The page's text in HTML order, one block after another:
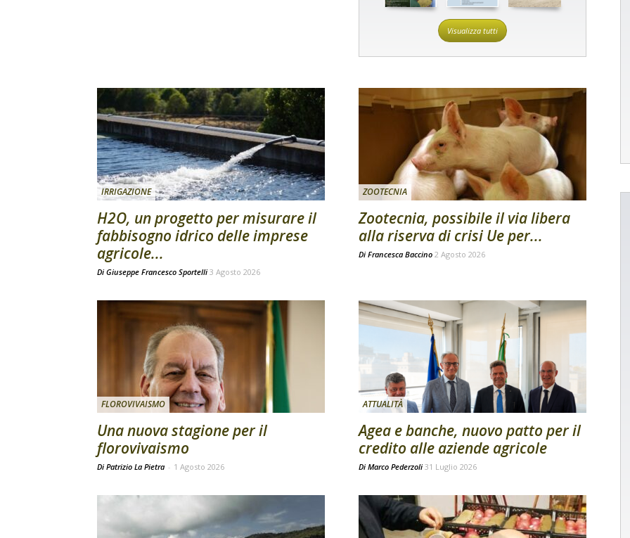
Visualizza tutti
IRRIGAZIONE
H2O, un progetto per misurare il
fabbisogno idrico delle imprese
agricole...
Di Giuseppe Francesco Sportelli 3 Agosto 2026
ZOOTECNIA
Zootecnia, possibile il via libera
alla riserva di crisi Ue per...
Di Francesca Baccino 2 Agosto 2026
FLOROVIVAISMO
Una nuova stagione per il
florovivaismo
Di Patrizio La Pietra - 1 Agosto 2026
ATTUALITÀ
Agea e banche, nuovo patto per il
credito alle aziende agricole
Di Marco Pederzoli 31 Luglio 2026